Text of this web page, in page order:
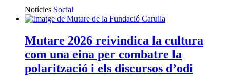
Notícies Social
Mutare 2026 reivindica la cultura
com una eina per combatre la
polarització i els discursos d’odi